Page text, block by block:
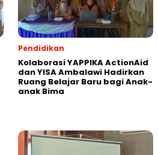
Pendidikan
Kolaborasi YAPPIKA ActionAid
dan YISA Ambalawi Hadirkan
Ruang Belajar Baru bagi Anak-
anak Bima